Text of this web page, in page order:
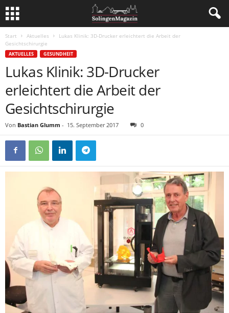
Start Aktuelles
Lukas Klinik: 3D-Drucker erleichtert die Arbeit der
Gesichtschirurgie
AKTUELLES GESUNDHEIT
Lukas Klinik: 3D-Drucker
erleichtert die Arbeit der
Gesichtschirurgie
Von Bastian Glumm - 15. September 2017 0